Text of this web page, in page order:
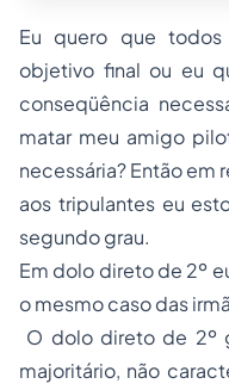
Eu quero que
objetivo final ou eu
conseqüência
matar meu amigo
necessária? Então em
aos tripulantes eu
segundo grau.
Em dolo direto de 2º
o mesmo caso das
O dolo direto de 2º
majoritário, não